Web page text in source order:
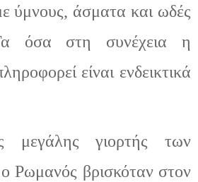
ύμνους, άσματα και ωδές
α όσα στη συνέχεια η
είναι ενδεικτικά
μεγάλης γιορτής των
Ρωμανός βρισκόταν στον